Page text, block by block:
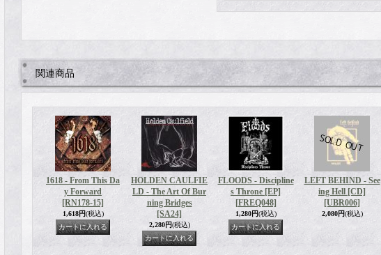
関連商品
1618 - From This Da
y Forward
[RN178-15]
1,618円(税込)
HOLDEN CAULFIE
LD - The Art Of Bur
ning Bridges
[SA24]
2,280円(税込)
FLOODS - Discipline
s Throne [EP]
[FREQ048]
1,280円(税込)
LEFT BEHIND - See
ing Hell [CD]
[UBR006]
2,080円(税込)